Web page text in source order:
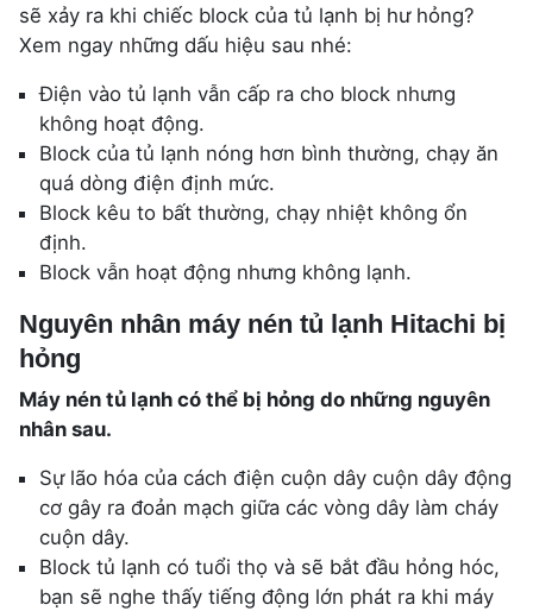
sẽ xảy ra khi chiếc block của tủ lạnh bị hư hỏng?
Xem ngay những dấu hiệu sau nhé:
Điện vào tủ lạnh vẫn cấp ra cho block nhưng
không hoạt động.
Block của tủ lạnh nóng hơn bình thường, chạy ăn
quá dòng điện định mức.
Block kêu to bất thường, chạy nhiệt không ổn
định.
Block vẫn hoạt động nhưng không lạnh.
Nguyên nhân máy nén tủ lạnh Hitachi bị
hỏng
Máy nén tủ lạnh có thể bị hỏng do những nguyên
nhân sau.
Sự lão hóa của cách điện cuộn dây cuộn dây động
cơ gây ra đoản mạch giữa các vòng dây làm cháy
cuộn dây.
Block tủ lạnh có tuổi thọ và sẽ bắt đầu hỏng hóc,
bạn sẽ nghe thấy tiếng động lớn phát ra khi máy